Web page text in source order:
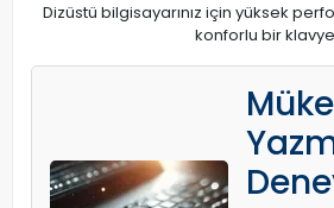
Dizüstü bilgisayarınız için yüksek
konforlu bir